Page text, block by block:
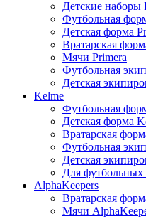
Детские наборы
Футбольная
Детская форма
Вратарская
Мячи Primera
Футбольная
Детская
Kelme
Футбольная
Детская форма
Вратарская
Футбольная
Детская
Для футбольных
AlphaKeepers
Вратарская
Мячи